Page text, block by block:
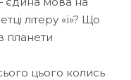
лiтеру «ї»? Що
планети
цього колись